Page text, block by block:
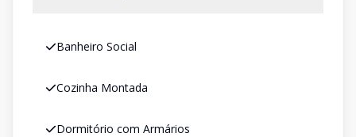
Banheiro Social
Cozinha Montada
Dormitório com Armários